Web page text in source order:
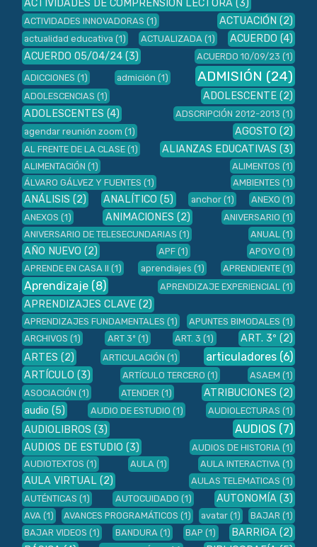
ACTIVIDADES DE COMPRENSIÓN LECTORA (3)
ACTIVIDADES INNOVADORAS (1) ACTUACIÓN (2)
actualidad educativa (1) ACTUALIZADA (1) ACUERDO (4)
ACUERDO 05/04/24 (3) ACUERDO 10/09/23 (1)
ADICCIONES (1) admición (1) ADMISIÓN (24)
ADOLESCENCIAS (1) ADOLESCENTE (2)
ADOLESCENTES (4) ADSCRIPCIÓN 2012-2013 (1)
agendar reunión zoom (1) AGOSTO (2)
AL FRENTE DE LA CLASE (1) ALIANZAS EDUCATIVAS (3)
ALIMENTACIÓN (1) ALIMENTOS (1)
ÁLVARO GÁLVEZ Y FUENTES (1) AMBIENTES (1)
ANÁLISIS (2) ANALÍTICO (5) anchor (1) ANEXO (1)
ANEXOS (1) ANIMACIONES (2) ANIVERSARIO (1)
ANIVERSARIO DE TELESECUNDARIAS (1) ANUAL (1)
AÑO NUEVO (2) APF (1) APOYO (1)
APRENDE EN CASA II (1) aprendiajes (1) APRENDIENTE (1)
Aprendizaje (8) APRENDIZAJE EXPERIENCIAL (1)
APRENDIZAJES CLAVE (2)
APRENDIZAJES FUNDAMENTALES (1) APUNTES BIMODALES (1)
ARCHIVOS (1) ART 3º (1) ART. 3 (1) ART. 3º (2)
ARTES (2) ARTICULACIÓN (1) articuladores (6)
ARTÍCULO (3) ARTÍCULO TERCERO (1) ASAEM (1)
ASOCIACIÓN (1) ATENDER (1) ATRIBUCIONES (2)
audio (5) AUDIO DE ESTUDIO (1) AUDIOLECTURAS (1)
AUDIOLIBROS (3) AUDIOS (7)
AUDIOS DE ESTUDIO (3) AUDIOS DE HISTORIA (1)
AUDIOTEXTOS (1) AULA (1) AULA INTERACTIVA (1)
AULA VIRTUAL (2) AULAS TELEMATICAS (1)
AUTÉNTICAS (1) AUTOCUIDADO (1) AUTONOMÍA (3)
AVA (1) AVANCES PROGRAMÁTICOS (1) avatar (1) BAJAR (1)
BAJAR VIDEOS (1) BANDURA (1) BAP (1) BARRIGA (2)